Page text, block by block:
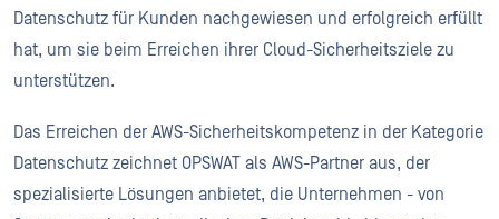
Datenschutz für Kunden nachgewiesen und erfolgreich erfüllt
hat, um sie beim Erreichen ihrer Cloud-Sicherheitsziele zu
unterstützen.
Das Erreichen der AWS-Sicherheitskompetenz in der Kategorie
Datenschutz zeichnet OPSWAT als AWS-Partner aus, der
spezialisierte Lösungen anbietet, die Unternehmen - von